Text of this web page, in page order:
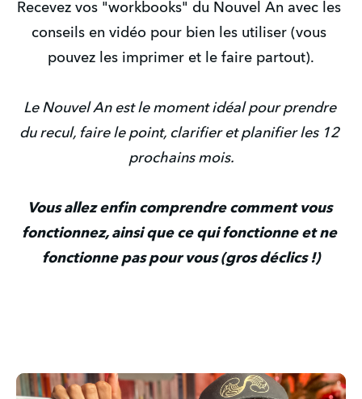
Recevez vos "workbooks" du Nouvel An avec les
conseils en vidéo pour bien les utiliser (vous
pouvez les imprimer et le faire partout).
Le Nouvel An est le moment idéal pour prendre
du recul, faire le point, clarifier et planifier les 12
prochains mois.
Vous allez enfin comprendre comment vous
fonctionnez, ainsi que ce qui fonctionne et ne
fonctionne pas pour vous (gros déclics !)